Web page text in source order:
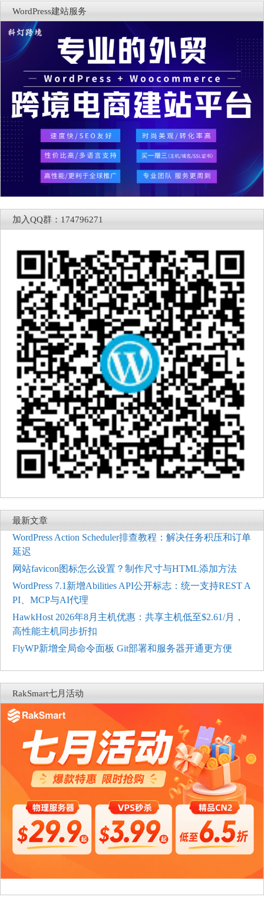
WordPress建站服务
加入QQ群：174796271
最新文章
WordPress Action Scheduler排查教程：解决任务积压和订单
延迟
网站favicon图标怎么设置？制作尺寸与HTML添加方法
WordPress 7.1新增Abilities API公开标志：统一支持REST A
PI、MCP与AI代理
HawkHost 2026年8月主机优惠：共享主机低至$2.61/月，
高性能主机同步折扣
FlyWP新增全局命令面板 Git部署和服务器开通更方便
RakSmart七月活动